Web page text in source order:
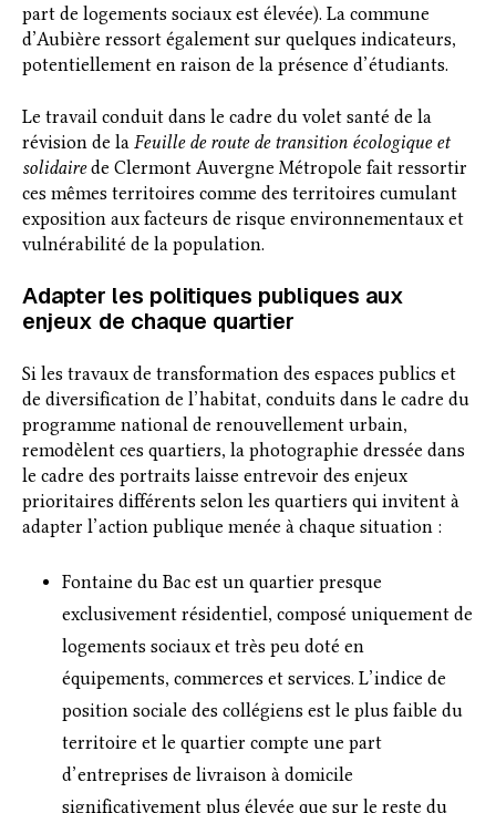
part de logements sociaux est élevée). La commune
d’Aubière ressort également sur quelques indicateurs,
potentiellement en raison de la présence d’étudiants.
Le travail conduit dans le cadre du volet santé de la
révision de la Feuille de route de transition écologique et
solidairede Clermont Auvergne Métropole fait ressortir
ces mêmes territoires comme des territoires cumulant
exposition aux facteurs de risque environnementaux et
vulnérabilité de la population.
Adapter les politiques publiques aux
enjeux de chaque quartier
Si les travaux de transformation des espaces publics et
de diversification de l’habitat, conduits dans le cadre du
programme national de renouvellement urbain,
remodèlent ces quartiers, la photographie dressée dans
le cadre des portraits laisse entrevoir des enjeux
prioritaires différents selon les quartiers qui invitent à
adapter l’action publique menée à chaque situation :
Fontaine du Bac est un quartier presque
exclusivement résidentiel, composé uniquement de
logements sociaux et très peu doté en
équipements, commerces et services. L’indice de
position sociale des collégiens est le plus faible du
territoire et le quartier compte une part
d’entreprises de livraison à domicile
significativement plus élevée que sur le reste du